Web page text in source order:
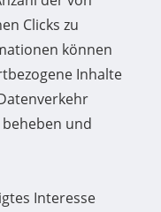
Clicks zu
können
Inhalte
und
Interesse